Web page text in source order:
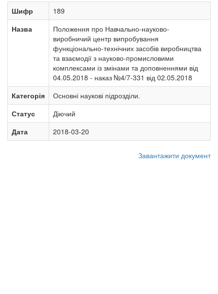
Шифр
189
Назва
Положення про Навчально-науково-
виробничий центр випробування
функціонально-технічних засобів виробництва
та взаємодії з науково-промисловими
комплексами із змінами та доповненнями від
04.05.2018 - наказ №4/7-331 від 02.05.2018
Категорія
Основні наукові підрозділи.
Статус
Діючий
Дата
2018-03-20
Завантажити документ